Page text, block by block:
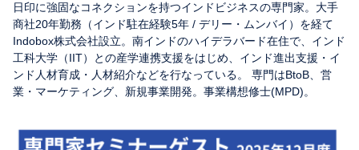
日印に強固なコネクションを持つインドビジネスの専門家。大手
商社20年勤務（インド駐在経験5年 / デリー・ムンバイ）を経て
Indobox株式会社設立。南インドのハイデラバード在住で、インド
工科大学（IIT）との産学連携支援をはじめ、インド進出支援・イ
ンド人材育成・人材紹介などを行なっている。 専門はBtoB、営
業・マーケティング、新規事業開発。事業構想修士(MPD)。